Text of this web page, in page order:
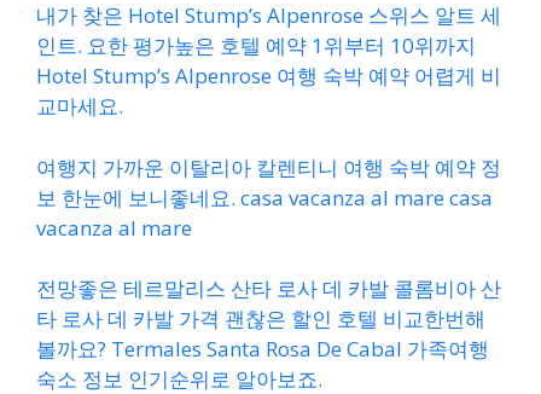
내가 찾은 Hotel Stump’s Alpenrose 스위스 알트 세
인트. 요한 평가높은 호텔 예약 1위부터 10위까지
Hotel Stump’s Alpenrose 여행 숙박 예약 어렵게 비
교마세요.
여행지 가까운 이탈리아 칼렌티니 여행 숙박 예약 정
보 한눈에 보니좋네요. casa vacanza al mare casa
vacanza al mare
전망좋은 테르말리스 산타 로사 데 카발 콜롬비아 산
타 로사 데 카발 가격 괜찮은 할인 호텔 비교한번해
볼까요? Termales Santa Rosa De Cabal 가족여행
숙소 정보 인기순위로 알아보죠.